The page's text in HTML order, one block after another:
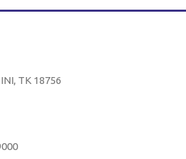
ΤΚ 18756